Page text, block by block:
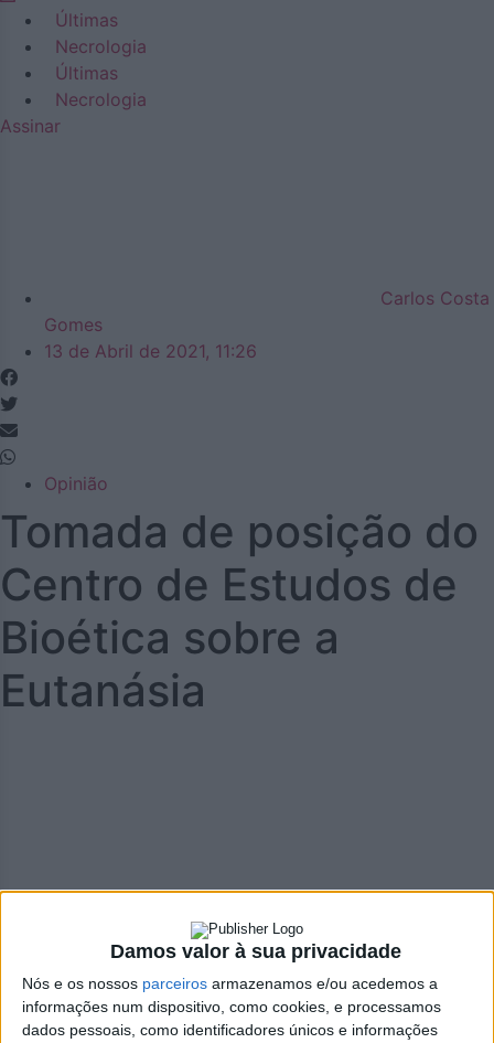
Damos valor à sua privacidade
Nós e os nossos parceiros armazenamos e/ou acedemos a
informações num dispositivo, como cookies, e processamos
dados pessoais, como identificadores únicos e informações
Últimas
Necrologia
Últimas
Necrologia
Assinar
Carlos Costa
Gomes
13 de Abril de 2021, 11:26
Opinião
Tomada de posição do
Centro de Estudos de
Bioética sobre a
Eutanásia